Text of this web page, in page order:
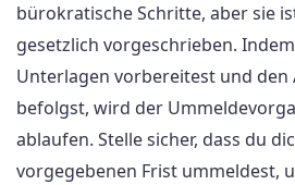
bürokratische Schritte, aber sie
gesetzlich vorgeschrieben.
Unterlagen vorbereitest und den
befolgst, wird der
ablaufen. Stelle sicher, dass du
vorgegebenen Frist ummeldest,